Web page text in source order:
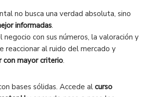
no busca una verdad absoluta, sino
informadas.
negocio con sus números, la valoración y
reaccionar al ruido del mercado y
con mayor criterio.
bases sólidas. Accede al curso